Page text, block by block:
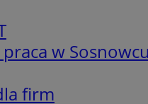
w
firm